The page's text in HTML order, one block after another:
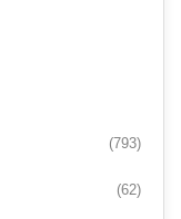
(793)
(62)